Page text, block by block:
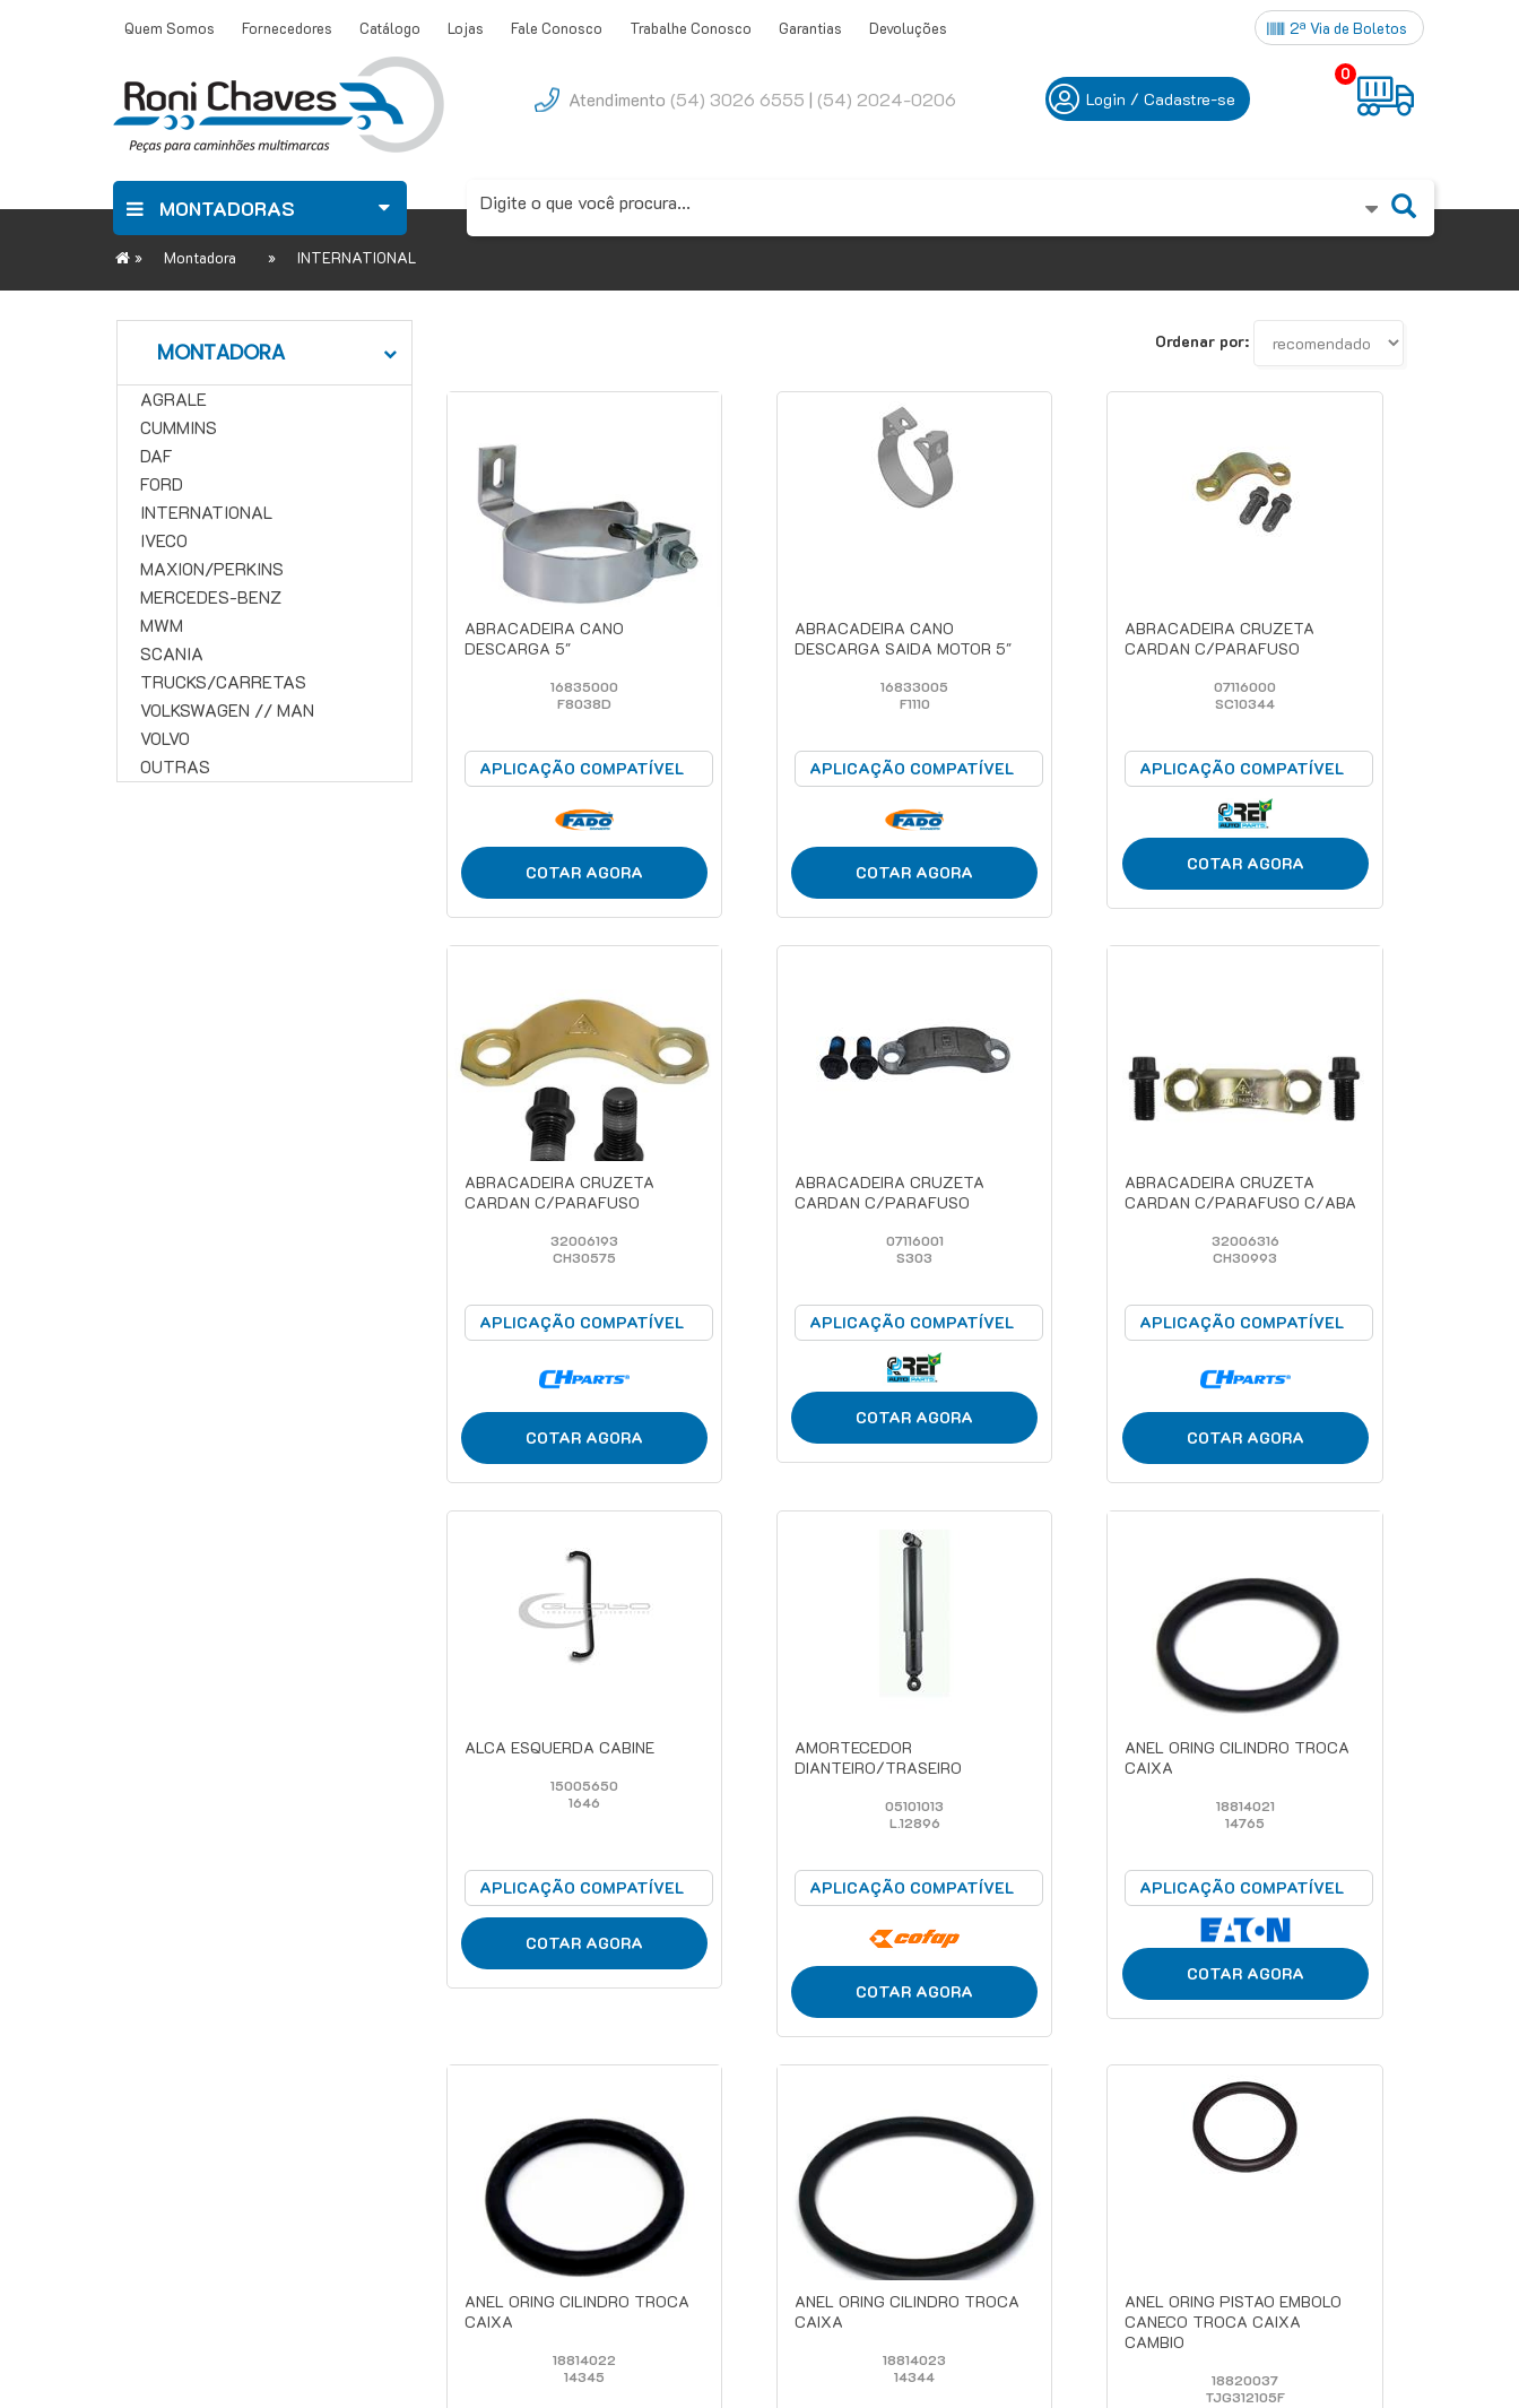
Quem Somos Fornecedores Catálogo Lojas Fale Conosco Trabalhe Conosco Garantias Devoluções 2ª Via de Boletos
Atendimento (54) 3026 6555 | (54) 2024-0206 Login / Cadastre-se
0
MONTADORAS
» Montadora » INTERNATIONAL
MONTADORA
AGRALE
CUMMINS
DAF
FORD
INTERNATIONAL
IVECO
MAXION/PERKINS
MERCEDES-BENZ
MWM
SCANIA
TRUCKS/CARRETAS
VOLKSWAGEN // MAN
VOLVO
OUTRAS
Ordenar por:
ABRACADEIRA CANO
DESCARGA 5"
16835000
F8038D
APLICAÇÃO COMPATÍVEL
COTAR AGORA
ABRACADEIRA CANO
DESCARGA SAIDA MOTOR 5"
16833005
F1110
APLICAÇÃO COMPATÍVEL
COTAR AGORA
ABRACADEIRA CRUZETA
CARDAN C/PARAFUSO
07116000
SC10344
APLICAÇÃO COMPATÍVEL
COTAR AGORA
ABRACADEIRA CRUZETA
CARDAN C/PARAFUSO
32006193
CH30575
APLICAÇÃO COMPATÍVEL
COTAR AGORA
ABRACADEIRA CRUZETA
CARDAN C/PARAFUSO
07116001
S303
APLICAÇÃO COMPATÍVEL
COTAR AGORA
ABRACADEIRA CRUZETA
CARDAN C/PARAFUSO C/ABA
32006316
CH30993
APLICAÇÃO COMPATÍVEL
COTAR AGORA
ALCA ESQUERDA CABINE
15005650
1646
APLICAÇÃO COMPATÍVEL
COTAR AGORA
AMORTECEDOR
DIANTEIRO/TRASEIRO
05101013
L.12896
APLICAÇÃO COMPATÍVEL
COTAR AGORA
ANEL ORING CILINDRO TROCA
CAIXA
18814021
14765
APLICAÇÃO COMPATÍVEL
COTAR AGORA
ANEL ORING CILINDRO TROCA
CAIXA
18814022
14345
ANEL ORING CILINDRO TROCA
CAIXA
18814023
14344
ANEL ORING PISTAO EMBOLO
CANECO TROCA CAIXA
CAMBIO
18820037
TJG312105F